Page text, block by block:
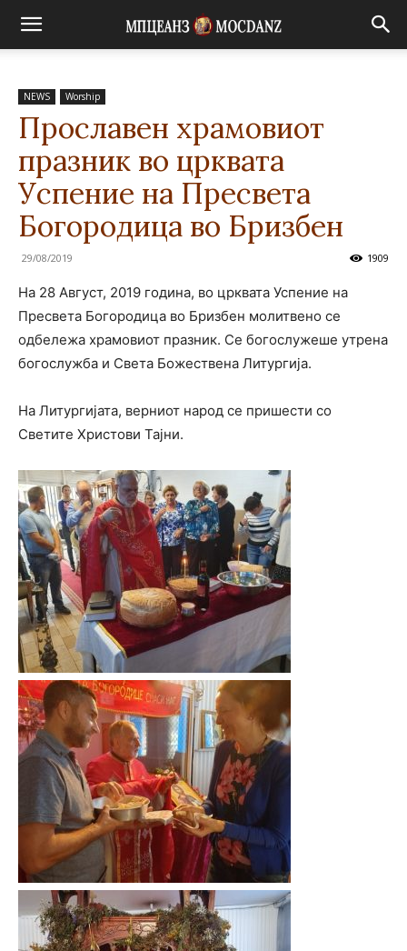
NEWS Worship
Прославен храмовиот
празник во црквата
Успение на Пресвета
Богородица во Бризбен
29/08/2019 1909
На 28 Август, 2019 година, во црквата Успение на
Пресвета Богородица во Бризбен молитвено се
одбележа храмовиот празник. Се богослужеше утрена
богослужба и Света Божествена Литургија.
На Литургијата, верниот народ се пришести со
Светите Христови Тајни.